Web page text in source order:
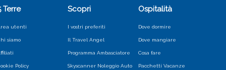
Terre
utenti
siamo
Policy
Scopri
I vostri preferiti
Il Travel Angel
Programma Ambasciatore
Skyscanner Noleggio Auto
Ospitalità
Dove dormire
Dove mangiare
Cosa fare
Pacchetti Vacanze